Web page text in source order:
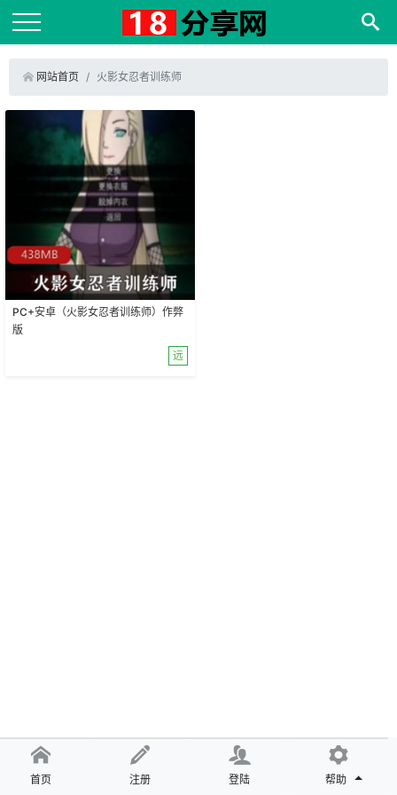
网站首页 火影女忍者训练师
PC+安卓（火影女忍者训练师）作弊
版
远
首页 注册 登陆 帮助